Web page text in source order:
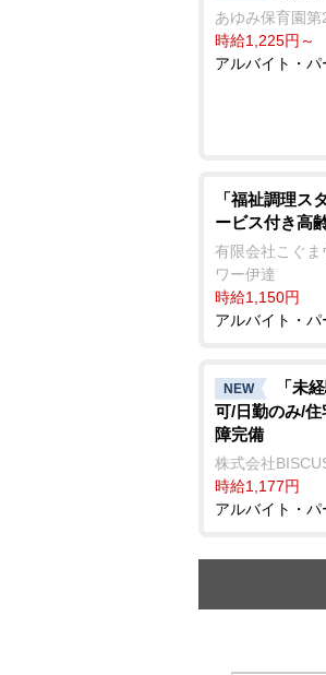
あゆみ保育園第
時給1,225円～
アルバイト・
「福祉調理ス
ービス付き高
有限会社こぐま
ワー伊達
時給1,150円
アルバイト・
NEW
「未
可/日勤のみ/
障完備
株式会社
時給1,177円
アルバイト・